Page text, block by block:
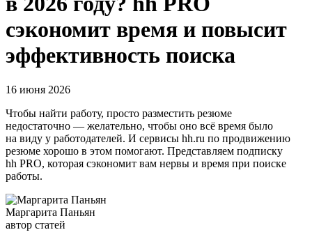
сэкономит время и повысит
эффективность поиска
16 июня 2026
Чтобы найти работу, просто разместить резюме
недостаточно — желательно, чтобы оно всё время было
на виду у работодателей. И сервисы hh.ru по продвижению
резюме хорошо в этом помогают. Представляем подписку
hh PRO, которая сэкономит вам нервы и время при поиске
работы.
Маргарита Паньян
автор статей